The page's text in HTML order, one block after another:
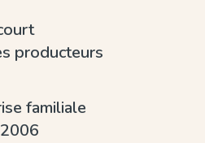
producteurs
familiale